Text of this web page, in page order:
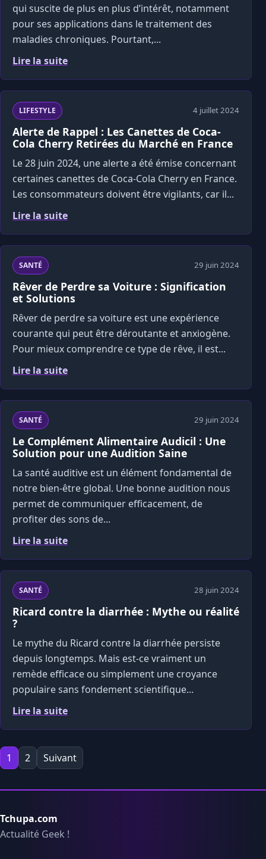
qui suscite de plus en plus d’intérêt, notamment
pour ses applications dans le traitement des
maladies chroniques. Pourtant,...
Lire la suite
LIFESTYLE 4 juillet 2024
Alerte de Rappel : Les Canettes de Coca-
Cola Cherry Retirées du Marché en France
Le 28 juin 2024, une alerte a été émise concernant
certaines canettes de Coca-Cola Cherry en France.
Les consommateurs doivent être vigilants, car il...
Lire la suite
SANTÉ 29 juin 2024
Rêver de Perdre sa Voiture : Signification
et Solutions
Rêver de perdre sa voiture est une expérience
courante qui peut être déroutante et anxiogène.
Pour mieux comprendre ce type de rêve, il est...
Lire la suite
SANTÉ 29 juin 2024
Le Complément Alimentaire Audicil : Une
Solution pour une Audition Saine
La santé auditive est un élément fondamental de
notre bien-être global. Une bonne audition nous
permet de communiquer efficacement, de
profiter des sons de...
Lire la suite
SANTÉ 28 juin 2024
Ricard contre la diarrhée : Mythe ou réalité
?
Le mythe du Ricard contre la diarrhée persiste
depuis longtemps. Mais est-ce vraiment un
remède efficace ou simplement une croyance
populaire sans fondement scientifique...
Lire la suite
Pagination des publications
1 2 Suivant
Tchupa.com
Actualité Geek !